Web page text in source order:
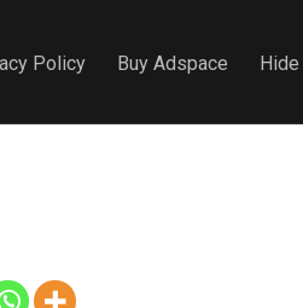
Policy Buy Adspace